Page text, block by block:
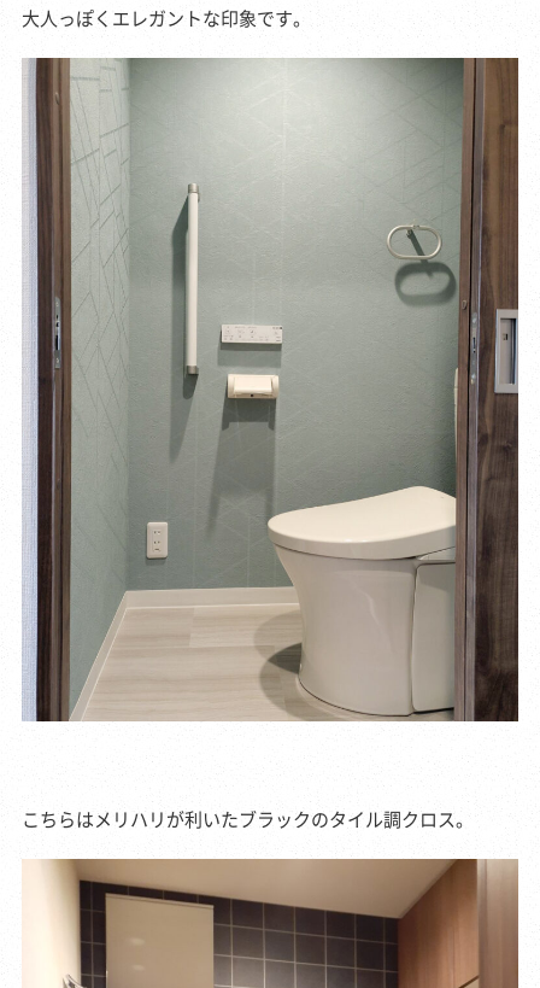
大人っぽくエレガントな印象です。
こちらはメリハリが利いたブラックのタイル調クロス。